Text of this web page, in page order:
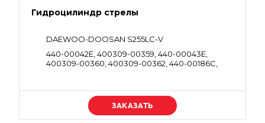
Гидроцилиндр стрелы
DAEWOO-DOOSAN S255LC-V
440-00042E, 400309-00359, 440-00043E,
400309-00360, 400309-00362, 440-00186C,
Уточняйте цену